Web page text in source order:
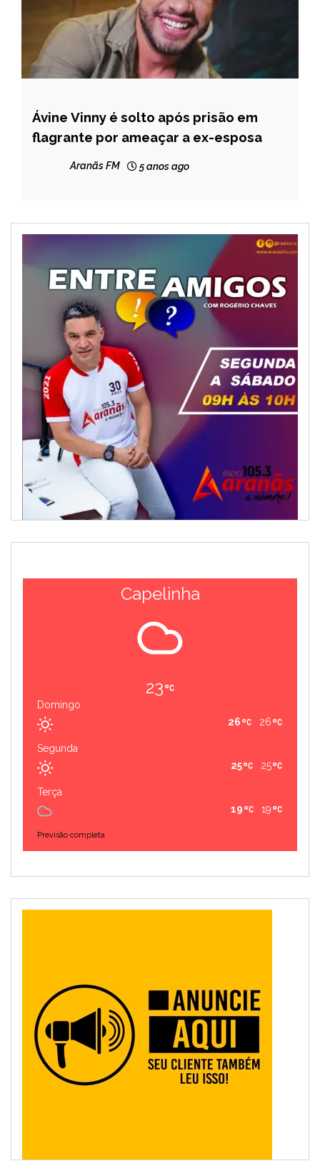
ENTRETENIMENTO
NOTÍCIAS
Ávine Vinny é solto após prisão em
flagrante por ameaçar a ex-esposa
Aranãs FM 5 anos ago
Capelinha
23
Domingo
26
26
Segunda
25
25
Terça
19
19
Previsão completa